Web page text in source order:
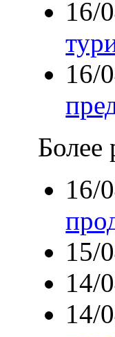
16/
16/
Более
16/
15/
14/
14/